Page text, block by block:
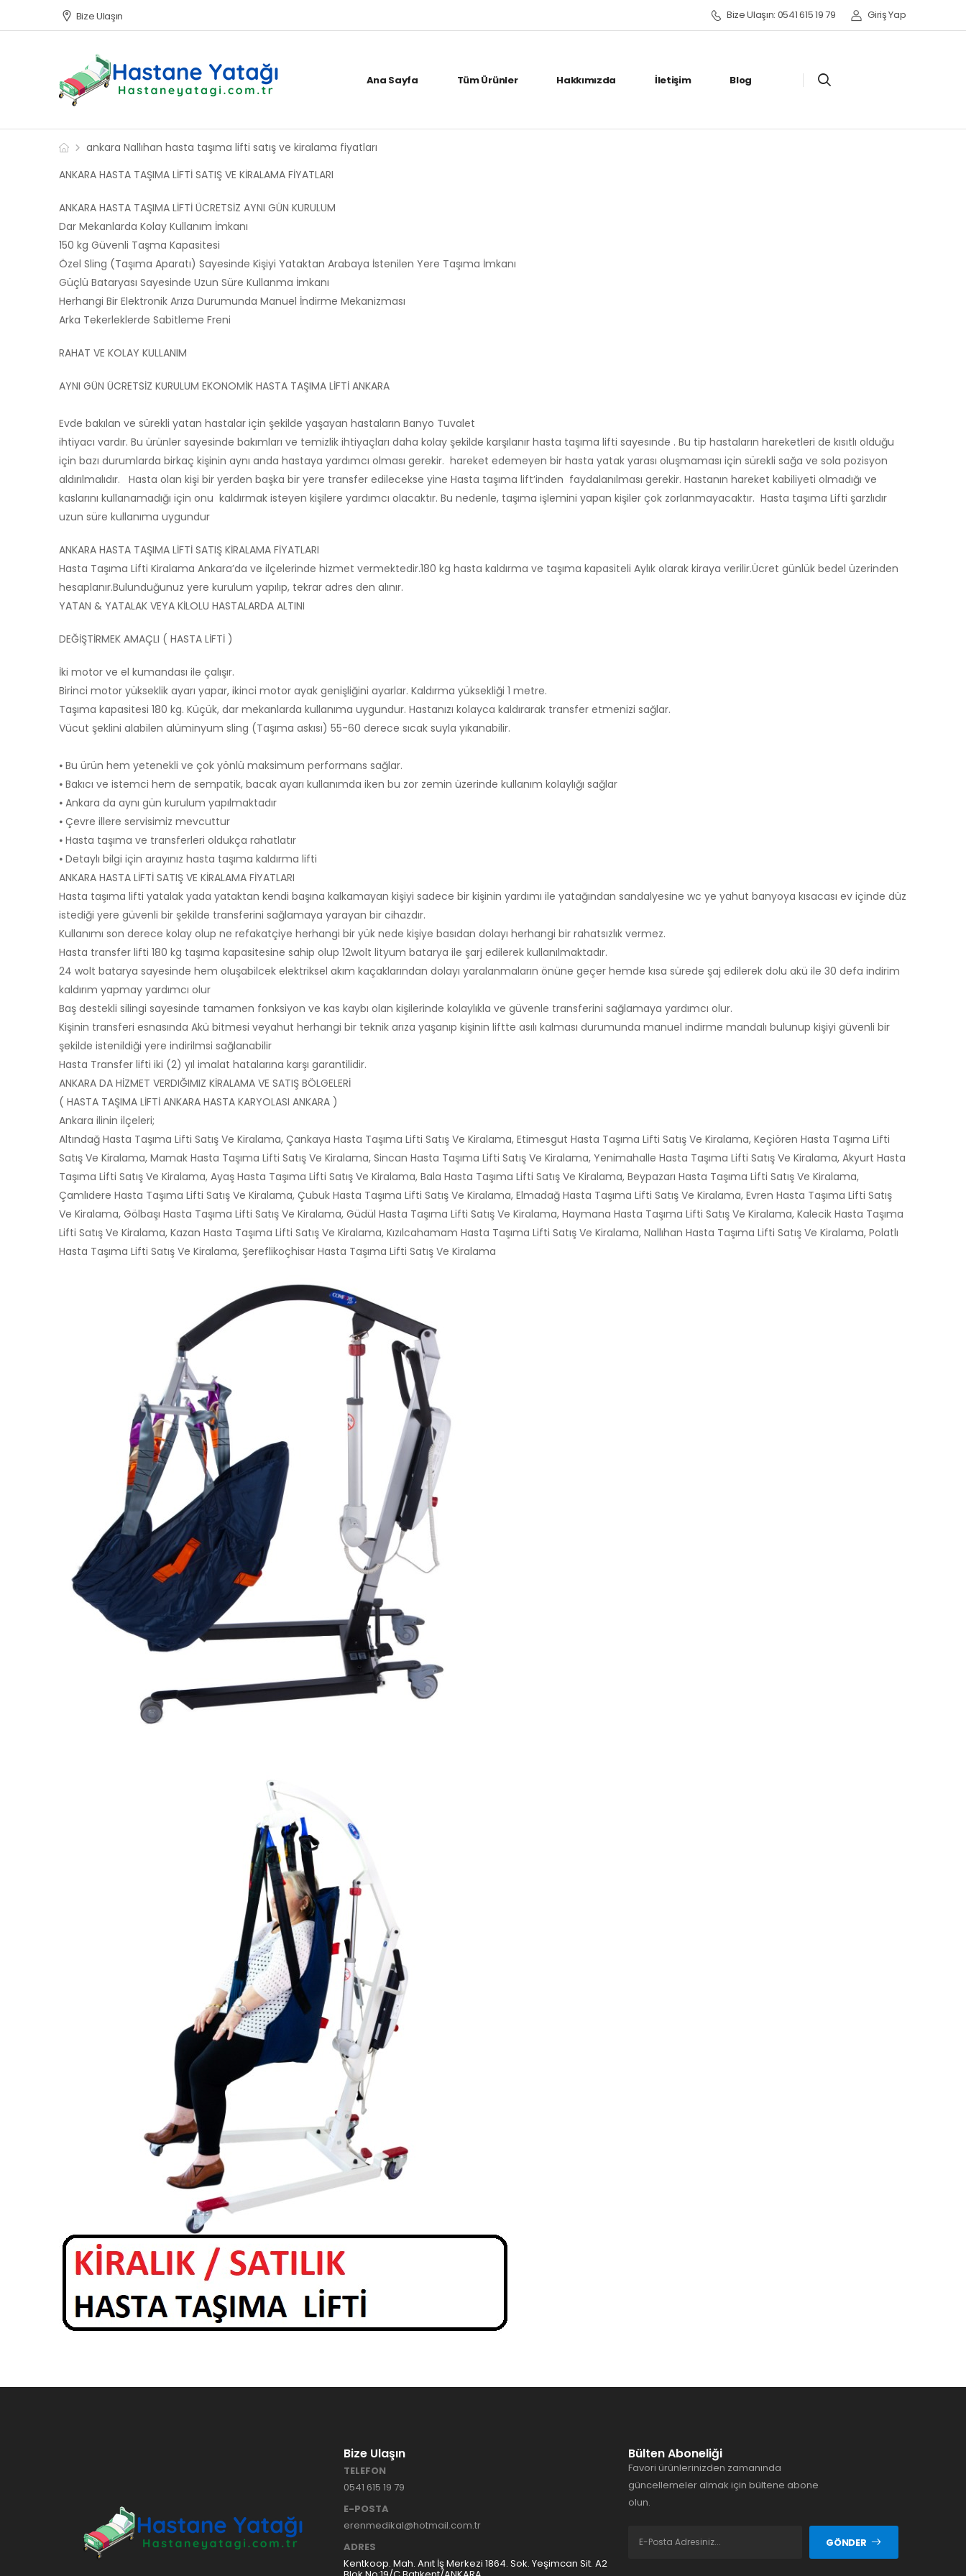
Bize Ulaşın Bize Ulaşın: 0541 615 19 79 Giriş Yap
Ana Sayfa Tüm Ürünler Hakkımızda İletişim Blog
ankara Nallıhan hasta taşıma lifti satış ve kiralama fiyatları
ANKARA HASTA TAŞIMA LİFTİ SATIŞ VE KİRALAMA FİYATLARI
ANKARA HASTA TAŞIMA LİFTİ ÜCRETSİZ AYNI GÜN KURULUM
Dar Mekanlarda Kolay Kullanım İmkanı
150 kg Güvenli Taşma Kapasitesi
Özel Sling (Taşıma Aparatı) Sayesinde Kişiyi Yataktan Arabaya İstenilen Yere Taşıma İmkanı
Güçlü Bataryası Sayesinde Uzun Süre Kullanma İmkanı
Herhangi Bir Elektronik Arıza Durumunda Manuel İndirme Mekanizması
Arka Tekerleklerde Sabitleme Freni
RAHAT VE KOLAY KULLANIM
AYNI GÜN ÜCRETSİZ KURULUM EKONOMİK HASTA TAŞIMA LİFTİ ANKARA
Evde bakılan ve sürekli yatan hastalar için şekilde yaşayan hastaların Banyo Tuvalet
ihtiyacı vardır. Bu ürünler sayesinde bakımları ve temizlik ihtiyaçları daha kolay şekilde karşılanır hasta taşıma lifti sayesınde . Bu tip hastaların hareketleri de kısıtlı olduğu
için bazı durumlarda birkaç kişinin aynı anda hastaya yardımcı olması gerekir. hareket edemeyen bir hasta yatak yarası oluşmaması için sürekli sağa ve sola pozisyon
aldırılmalıdır. Hasta olan kişi bir yerden başka bir yere transfer edilecekse yine Hasta taşıma lift’inden faydalanılması gerekir. Hastanın hareket kabiliyeti olmadığı ve
kaslarını kullanamadığı için onu kaldırmak isteyen kişilere yardımcı olacaktır. Bu nedenle, taşıma işlemini yapan kişiler çok zorlanmayacaktır. Hasta taşıma Lifti şarzlıdır
uzun süre kullanıma uygundur
ANKARA HASTA TAŞIMA LİFTİ SATIŞ KİRALAMA FİYATLARI
Hasta Taşıma Lifti Kiralama Ankara’da ve ilçelerinde hizmet vermektedir.180 kg hasta kaldırma ve taşıma kapasiteli Aylık olarak kiraya verilir.Ücret günlük bedel üzerinden
hesaplanır.Bulunduğunuz yere kurulum yapılıp, tekrar adres den alınır.
YATAN & YATALAK VEYA KİLOLU HASTALARDA ALTINI
DEĞİŞTİRMEK AMAÇLI ( HASTA LİFTİ )
İki motor ve el kumandası ile çalışır.
Birinci motor yükseklik ayarı yapar, ikinci motor ayak genişliğini ayarlar. Kaldırma yüksekliği 1 metre.
Taşıma kapasitesi 180 kg. Küçük, dar mekanlarda kullanıma uygundur. Hastanızı kolayca kaldırarak transfer etmenizi sağlar.
Vücut şeklini alabilen alüminyum sling (Taşıma askısı) 55-60 derece sıcak suyla yıkanabilir.
⦁ Bu ürün hem yetenekli ve çok yönlü maksimum performans sağlar.
⦁ Bakıcı ve istemci hem de sempatik, bacak ayarı kullanımda iken bu zor zemin üzerinde kullanım kolaylığı sağlar
⦁ Ankara da aynı gün kurulum yapılmaktadır
⦁ Çevre illere servisimiz mevcuttur
⦁ Hasta taşıma ve transferleri oldukça rahatlatır
⦁ Detaylı bilgi için arayınız hasta taşıma kaldırma lifti
ANKARA HASTA LİFTİ SATIŞ VE KİRALAMA FİYATLARI
Hasta taşıma lifti yatalak yada yataktan kendi başına kalkamayan kişiyi sadece bir kişinin yardımı ile yatağından sandalyesine wc ye yahut banyoya kısacası ev içinde düz
istediği yere güvenli bir şekilde transferini sağlamaya yarayan bir cihazdır.
Kullanımı son derece kolay olup ne refakatçiye herhangi bir yük nede kişiye basıdan dolayı herhangi bir rahatsızlık vermez.
Hasta transfer lifti 180 kg taşıma kapasitesine sahip olup 12wolt lityum batarya ile şarj edilerek kullanılmaktadır.
24 wolt batarya sayesinde hem oluşabilcek elektriksel akım kaçaklarından dolayı yaralanmaların önüne geçer hemde kısa sürede şaj edilerek dolu akü ile 30 defa indirim
kaldırım yapmay yardımcı olur
Baş destekli silingi sayesinde tamamen fonksiyon ve kas kaybı olan kişilerinde kolaylıkla ve güvenle transferini sağlamaya yardımcı olur.
Kişinin transferi esnasında Akü bitmesi veyahut herhangi bir teknik arıza yaşanıp kişinin liftte asılı kalması durumunda manuel indirme mandalı bulunup kişiyi güvenli bir
şekilde istenildiği yere indirilmsi sağlanabilir
Hasta Transfer lifti iki (2) yıl imalat hatalarına karşı garantilidir.
ANKARA DA HİZMET VERDIĞIMIZ KİRALAMA VE SATIŞ BÖLGELERİ
( HASTA TAŞIMA LİFTİ ANKARA HASTA KARYOLASI ANKARA )
Ankara ilinin ilçeleri;
Altındağ Hasta Taşıma Lifti Satış Ve Kiralama, Çankaya Hasta Taşıma Lifti Satış Ve Kiralama, Etimesgut Hasta Taşıma Lifti Satış Ve Kiralama, Keçiören Hasta Taşıma Lifti
Satış Ve Kiralama, Mamak Hasta Taşıma Lifti Satış Ve Kiralama, Sincan Hasta Taşıma Lifti Satış Ve Kiralama, Yenimahalle Hasta Taşıma Lifti Satış Ve Kiralama, Akyurt Hasta
Taşıma Lifti Satış Ve Kiralama, Ayaş Hasta Taşıma Lifti Satış Ve Kiralama, Bala Hasta Taşıma Lifti Satış Ve Kiralama, Beypazarı Hasta Taşıma Lifti Satış Ve Kiralama,
Çamlıdere Hasta Taşıma Lifti Satış Ve Kiralama, Çubuk Hasta Taşıma Lifti Satış Ve Kiralama, Elmadağ Hasta Taşıma Lifti Satış Ve Kiralama, Evren Hasta Taşıma Lifti Satış
Ve Kiralama, Gölbaşı Hasta Taşıma Lifti Satış Ve Kiralama, Güdül Hasta Taşıma Lifti Satış Ve Kiralama, Haymana Hasta Taşıma Lifti Satış Ve Kiralama, Kalecik Hasta Taşıma
Lifti Satış Ve Kiralama, Kazan Hasta Taşıma Lifti Satış Ve Kiralama, Kızılcahamam Hasta Taşıma Lifti Satış Ve Kiralama, Nallıhan Hasta Taşıma Lifti Satış Ve Kiralama, Polatlı
Hasta Taşıma Lifti Satış Ve Kiralama, Şereflikoçhisar Hasta Taşıma Lifti Satış Ve Kiralama
Bize Ulaşın
TELEFON
0541 615 19 79
E-POSTA
erenmedikal@hotmail.com.tr
ADRES
Kentkoop. Mah. Anıt İş Merkezi 1864. Sok. Yeşimcan Sit. A2
Bülten Aboneliği
Favori ürünlerinizden zamanında
güncellemeler almak için bültene abone
olun.
GÖNDER